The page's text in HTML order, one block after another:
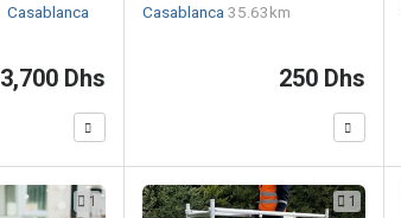
Casablanca
3,700 Dhs
Casablanca 35.63km
250 Dhs
1 1